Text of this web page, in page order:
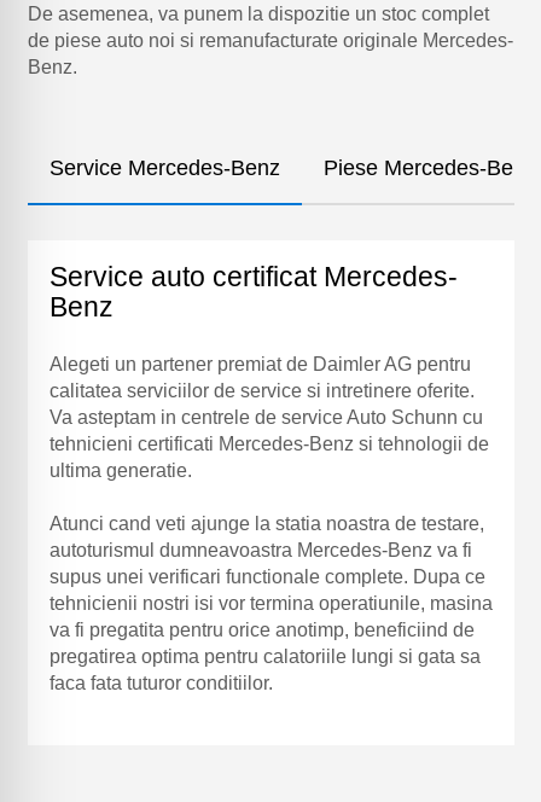
De asemenea, va punem la dispozitie un stoc complet
de piese auto noi si remanufacturate originale Mercedes-
Benz.
Service Mercedes-Benz Piese Mercedes-Benz
Service auto certificat Mercedes-
Benz
Alegeti un partener premiat de Daimler AG pentru
calitatea serviciilor de service si intretinere oferite.
Va asteptam in centrele de service Auto Schunn cu
tehnicieni certificati Mercedes-Benz si tehnologii de
ultima generatie.
Atunci cand veti ajunge la statia noastra de testare,
autoturismul dumneavoastra Mercedes-Benz va fi
supus unei verificari functionale complete. Dupa ce
tehnicienii nostri isi vor termina operatiunile, masina
va fi pregatita pentru orice anotimp, beneficiind de
pregatirea optima pentru calatoriile lungi si gata sa
faca fata tuturor conditiilor.